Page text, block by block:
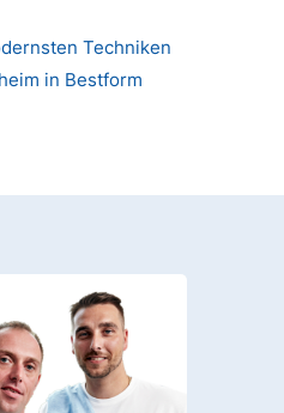
Techniken
in Bestform